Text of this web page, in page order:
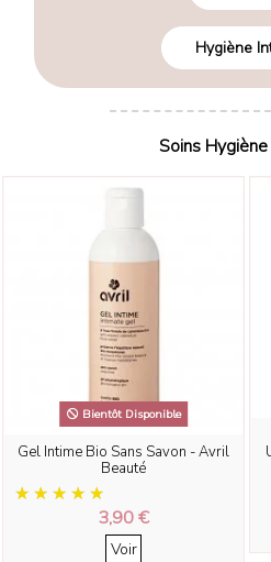
Hygiène
Soins Hygiène
Bientôt Disponible
Gel Intime Bio Sans Savon - Avril
Beauté
3,90 €
Voir